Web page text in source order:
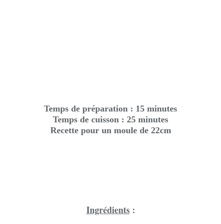
Temps de préparation : 15 minutes
Temps de cuisson : 25 minutes
Recette pour un moule de 22cm
Ingrédients: